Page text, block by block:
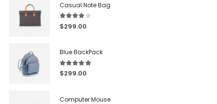
Casual Note Bag
4.00out of 5
$299.00
Blue BackPack
5.00out of 5
$299.00
Computer Mouse